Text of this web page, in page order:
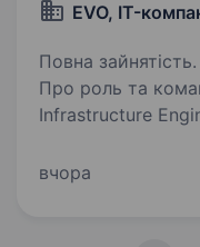
EVO, IT-
Повна
Про роль та
Infrastructure
офіс та
вчора